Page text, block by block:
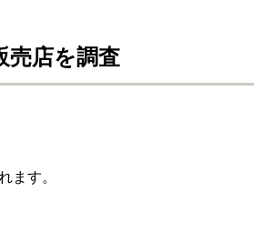
売店を調査
ます。